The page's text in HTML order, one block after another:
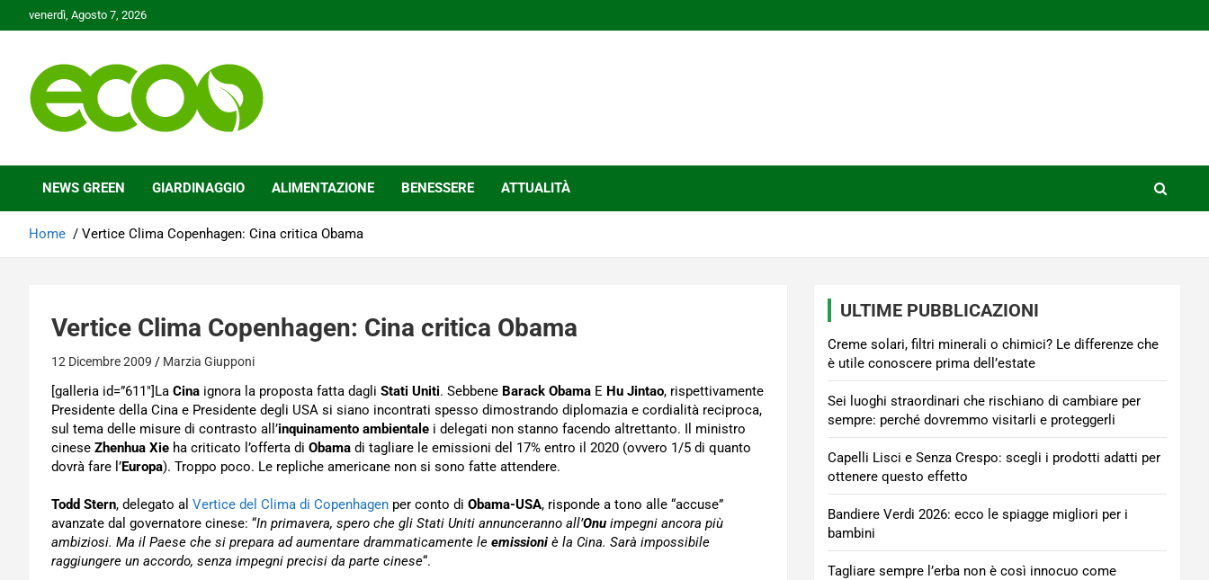
to
venerdì, Agosto 7, 2026
Ecoo.it
NEWS GREEN GIARDINAGGIO ALIMENTAZIONE BENESSERE ATTUALITÀ
Home Vertice Clima Copenhagen: Cina critica Obama
Vertice Clima Copenhagen: Cina critica Obama
12 Dicembre 2009 Marzia Giupponi
[galleria id=”611″]La Cina ignora la proposta fatta dagli Stati Uniti. Sebbene Barack Obama E Hu Jintao, rispettivamente
Presidente della Cina e Presidente degli USA si siano incontrati spesso dimostrando diplomazia e cordialità reciproca,
sul tema delle misure di contrasto all’inquinamento ambientale i delegati non stanno facendo altrettanto. Il ministro
cinese Zhenhua Xie ha criticato l’offerta di Obama di tagliare le emissioni del 17% entro il 2020 (ovvero 1/5 di quanto
dovrà fare l’Europa). Troppo poco. Le repliche americane non si sono fatte attendere.
Todd Stern, delegato al Vertice del Clima di Copenhagen per conto di Obama-USA, risponde a tono alle “accuse”
avanzate dal governatore cinese: “In primavera, spero che gli Stati Uniti annunceranno all’Onu impegni ancora più
ambiziosi. Ma il Paese che si prepara ad aumentare drammaticamente le emissioni è la Cina. Sarà impossibile
raggiungere un accordo, senza impegni precisi da parte cinese“.
ULTIME PUBBLICAZIONI
Creme solari, filtri minerali o chimici? Le differenze che
è utile conoscere prima dell’estate
Sei luoghi straordinari che rischiano di cambiare per
sempre: perché dovremmo visitarli e proteggerli
Capelli Lisci e Senza Crespo: scegli i prodotti adatti per
ottenere questo effetto
Bandiere Verdi 2026: ecco le spiagge migliori per i
bambini
Tagliare sempre l’erba non è così innocuo come